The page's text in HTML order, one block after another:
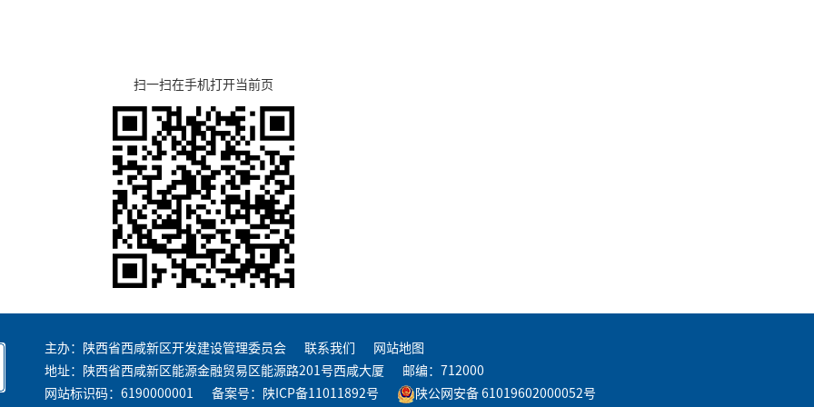
扫一扫在手机打开当前页
主办：陕西省西咸新区开发建设管理委员会 联系我们
网站地图
地址：陕西省西咸新区能源金融贸易区能源路201号西咸大厦
邮编：712000
网站标识码：6190000001
备案号： 陕ICP备11011892号 陕公网安备 61019602000052号